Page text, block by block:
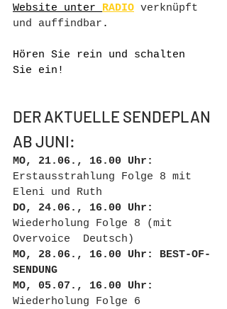
Website unter RADIO verknüpft
und auffindbar .
Hören Sie rein und schalten
Sie ein!
DER AKTUELLE SENDEPLAN
AB JUNI:
MO, 21.06., 16.00 Uhr:
Erstausstrahlung Folge 8 mit
Eleni und Ruth
DO, 24.06., 16.00 Uhr:
Wiederholung Folge 8 (mit
Overvoice  Deutsch)
MO, 28.06., 16.00 Uhr: BEST-OF-
SENDUNG
MO, 05.07., 16.00 Uhr:
Wiederholung Folge 6